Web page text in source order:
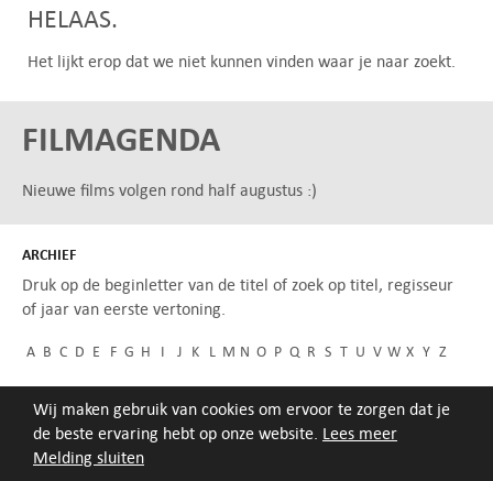
Melding sluiten
Wij maken gebruik van cookies om ervoor te zorgen dat je
de beste ervaring hebt op onze website. Lees meer
HELAAS.
Het lijkt erop dat we niet kunnen vinden waar je naar zoekt.
FILMAGENDA
Nieuwe films volgen rond half augustus :)
ARCHIEF
Druk op de beginletter van de titel of zoek op titel, regisseur
of jaar van eerste vertoning.
A B C D E F G H I J K L M N O P Q R S T U V W X Y Z